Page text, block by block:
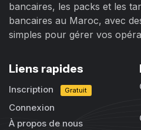
bancaires, les packs et les
bancaires au Maroc, avec
simples pour gérer vos
Liens rapides
Inscription Gratuit
Connexion
À propos de nous